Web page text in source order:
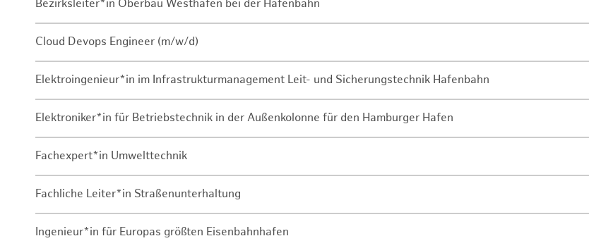
Bezirksleiter*in Oberbau Westhafen bei der Hafenbahn
Cloud Devops Engineer (m/w/d)
Elektroingenieur*in im Infrastrukturmanagement Leit- und Sicherungstechnik Hafenbahn
Elektroniker*in für Betriebstechnik in der Außenkolonne für den Hamburger Hafen
Fachexpert*in Umwelttechnik
Fachliche Leiter*in Straßenunterhaltung
Ingenieur*in für Europas größten Eisenbahnhafen